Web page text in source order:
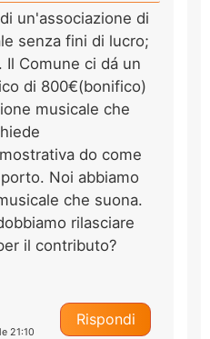
un'associazione di
senza fini di lucro;
Il Comune ci dá un
di 800€(bonifico)
musicale che
do come
Noi abbiamo
che suona.
rilasciare
il contributo?
Rispondi
21:10